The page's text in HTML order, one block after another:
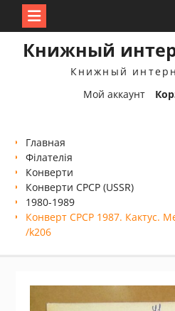
Книжный
Книжный
Мой аккаунт
Главная
Філателія
Конверти
Конверти СРСР (USSR)
1980-1989
Конверт СРСР 1987. Кактус.
/k206